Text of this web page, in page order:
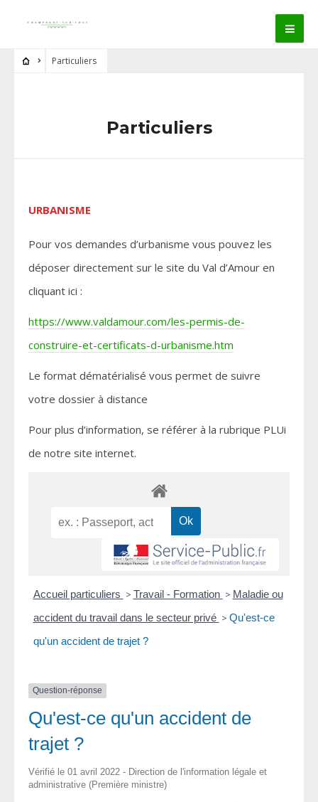
Particuliers
Particuliers
URBANISME
Pour vos demandes d’urbanisme vous pouvez les
déposer directement sur le site du Val d’Amour en
cliquant ici :
https://www.valdamour.com/les-permis-de-
construire-et-certificats-d-urbanisme.htm
Le format dématérialisé vous permet de suivre
votre dossier à distance
Pour plus d’information, se référer à la rubrique PLUi
de notre site internet.
Accueil particuliers > Travail - Formation > Maladie ou
accident du travail dans le secteur privé > Qu'est-ce
qu'un accident de trajet ?
Question-réponse
Qu'est-ce qu'un accident de
trajet ?
Vérifié le 01 avril 2022 - Direction de l'information légale et
administrative (Première ministre)